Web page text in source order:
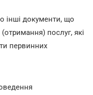
інші документи, що
послуг, які
первинних